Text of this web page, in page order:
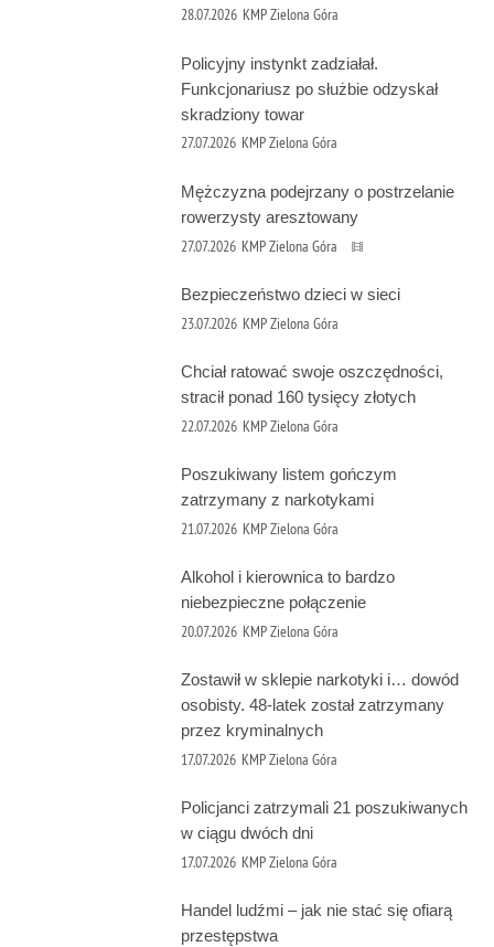
28.07.2026 KMP Zielona Góra
Policyjny instynkt zadziałał.
Funkcjonariusz po służbie odzyskał
skradziony towar
27.07.2026 KMP Zielona Góra
Mężczyzna podejrzany o postrzelanie
rowerzysty aresztowany
27.07.2026 KMP Zielona Góra
Bezpieczeństwo dzieci w sieci
23.07.2026 KMP Zielona Góra
Chciał ratować swoje oszczędności,
stracił ponad 160 tysięcy złotych
22.07.2026 KMP Zielona Góra
Poszukiwany listem gończym
zatrzymany z narkotykami
21.07.2026 KMP Zielona Góra
Alkohol i kierownica to bardzo
niebezpieczne połączenie
20.07.2026 KMP Zielona Góra
Zostawił w sklepie narkotyki i… dowód
osobisty. 48-latek został zatrzymany
przez kryminalnych
17.07.2026 KMP Zielona Góra
Policjanci zatrzymali 21 poszukiwanych
w ciągu dwóch dni
17.07.2026 KMP Zielona Góra
Handel ludźmi – jak nie stać się ofiarą
przestępstwa